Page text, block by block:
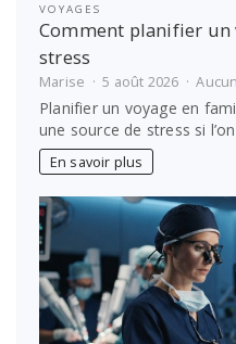
VOYAGES
Comment planifier un
stress
Marise 5 août 2026
Planifier un voyage en
une source de stress si
En savoir plus